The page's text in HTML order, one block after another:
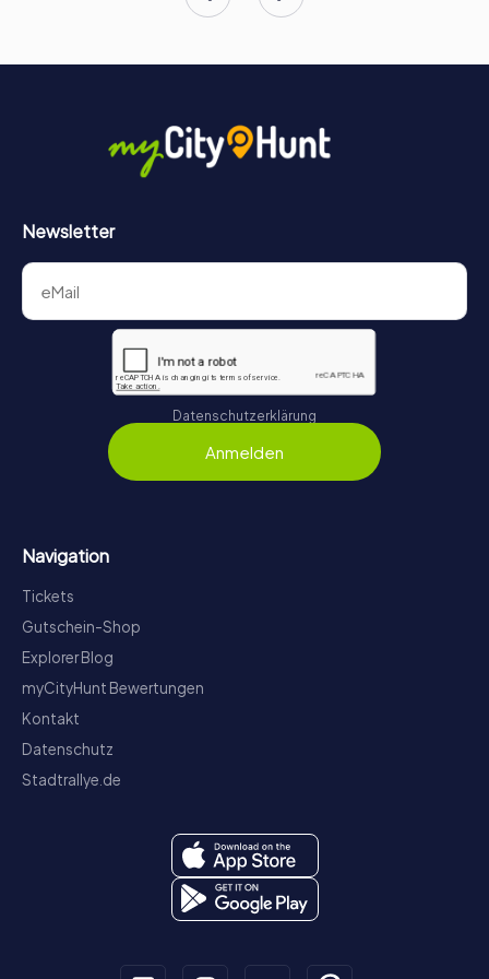
Newsletter
Datenschutzerklärung
Anmelden
Navigation
Tickets
Gutschein-Shop
Explorer Blog
myCityHunt Bewertungen
Kontakt
Datenschutz
Stadtrallye.de